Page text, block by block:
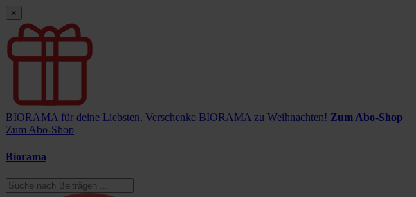
×
BIORAMA für deine Liebsten. Verschenke BIORAMA zu Weihnachten! Zum Abo-Shop
Zum Abo-Shop
Biorama